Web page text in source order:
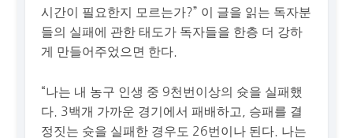
시간이 필요한지 모르는가?” 이 글을 읽는 독자분
들의 실패에 관한 태도가 독자들을 한층 더 강하
게 만들어주었으면 한다.
“나는 내 농구 인생 중 9천번이상의 슛을 실패했
다. 3백개 가까운 경기에서 패배하고, 승패를 결
정짓는 슛을 실패한 경우도 26번이나 된다. 나는